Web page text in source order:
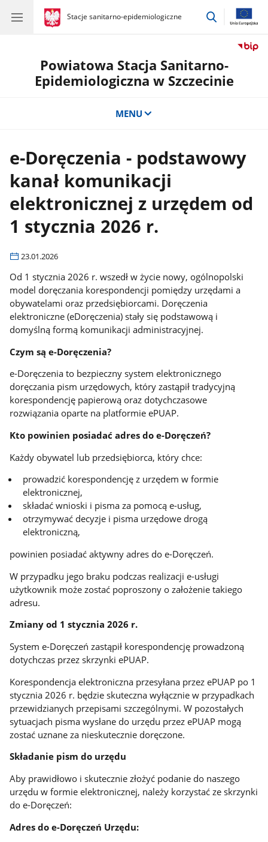
gov.pl
Stacje sanitarno-epidemiologiczne
gov.pl
Stacje
przejdź
Powiatowa Stacja Sanitarno-
Epidemiologiczna w Szczecinie
MENU
e-Doręczenia - podstawowy
kanał komunikacji
elektronicznej z urzędem od
1 stycznia 2026 r.
23.01.2026
Od 1 stycznia 2026 r. wszedł w życie nowy, ogólnopolski
model doręczania korespondencji pomiędzy urzędami a
obywatelami oraz przedsiębiorcami. Doręczenia
elektroniczne (eDoręczenia) stały się podstawową i
domyślną formą komunikacji administracyjnej.
Czym są e-Doręczenia?
e-Doręczenia to bezpieczny system elektronicznego
doręczania pism urzędowych, który zastąpił tradycyjną
korespondencję papierową oraz dotychczasowe
rozwiązania oparte na platformie ePUAP.
Kto powinien posiadać adres do e-Doręczeń?
Każdy obywatel lub przedsiębiorca, który chce:
prowadzić korespondencję z urzędem w formie
elektronicznej,
składać wnioski i pisma za pomocą e-usług,
otrzymywać decyzje i pisma urzędowe drogą
elektroniczną,
powinien posiadać aktywny adres do e-Doręczeń.
W przypadku jego braku podczas realizacji e-usługi
użytkownik może zostać poproszony o założenie takiego
adresu.
Zmiany od 1 stycznia 2026 r.
System e-Doręczeń zastąpił korespondencję prowadzoną
dotychczas przez skrzynki ePUAP.
Korespondencja elektroniczna przesyłana przez ePUAP po 1
stycznia 2026 r. będzie skuteczna wyłącznie w przypadkach
przewidzianych przepisami szczególnymi. W pozostałych
sytuacjach pisma wysłane do urzędu przez ePUAP mogą
zostać uznane za nieskutecznie doręczone.
Składanie pism do urzędu
Aby prawidłowo i skutecznie złożyć podanie do naszego
urzędu w formie elektronicznej, należy korzystać ze skrzynki
do e-Doręczeń:
Adres do e-Doręczeń Urzędu: